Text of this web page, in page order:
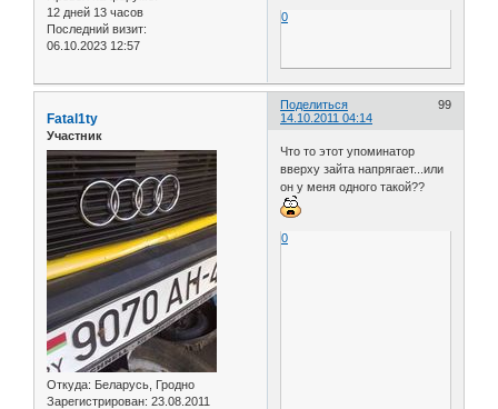
12 дней 13 часов
Последний визит:
06.10.2023 12:57
0
Поделиться
99
14.10.2011 04:14
Fatal1ty
Участник
Откуда: Беларусь, Гродно
Зарегистрирован: 23.08.2011
Что то этот упоминатор
вверху зайта напрягает...или
он у меня одного такой??
0